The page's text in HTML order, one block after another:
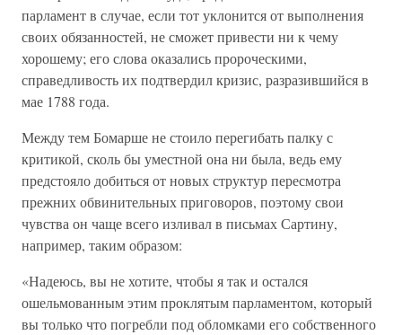
парламент в случае, если тот уклонится от выполнения
своих обязанностей, не сможет привести ни к чему
хорошему; его слова оказались пророческими,
справедливость их подтвердил кризис, разразившийся в
мае 1788 года.
Между тем Бомарше не стоило перегибать палку с
критикой, сколь бы уместной она ни была, ведь ему
предстояло добиться от новых структур пересмотра
прежних обвинительных приговоров, поэтому свои
чувства он чаще всего изливал в письмах Сартину,
например, таким образом:
«Надеюсь, вы не хотите, чтобы я так и остался
ошельмованным этим проклятым парламентом, который
вы только что погребли под обломками его собственного